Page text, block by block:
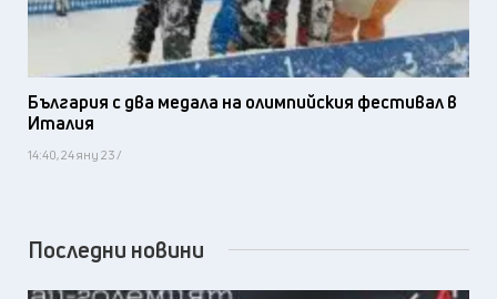
България с два медала на олимпийския фестивал в
Италия
14:40, 24 яну 23 /
Последни новини